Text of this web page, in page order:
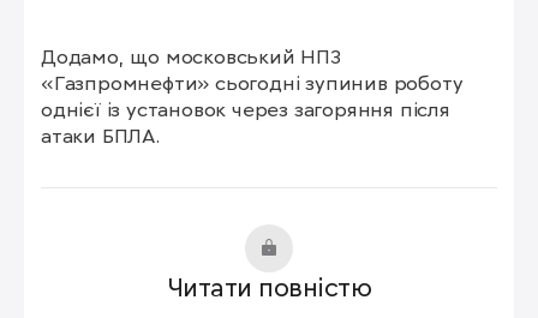
Додамо, що московський НПЗ
«Газпромнефти» сьогодні зупинив роботу
однієї із установок через загоряння після
атаки БПЛА.
Читати повністю